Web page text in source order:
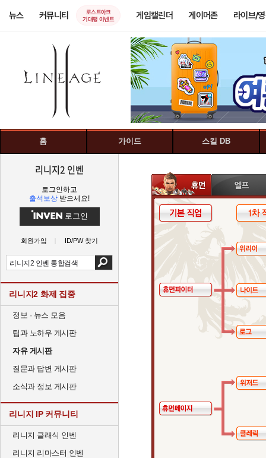
뉴스 커뮤니티
로스트아크
기대평 이벤트
게임캘린더 게이머존 라이브/
홈 가이드 스킬 DB
리니지2 인벤
로그인하고
출석보상 받으세요!
로그인
회원가입 ID/PW 찾기
리니지2 화제 집중
정보 · 뉴스 모음
팁과 노하우 게시판
자유 게시판
질문과 답변 게시판
소식과 정보 게시판
리니지 IP 커뮤니티
리니지 클래식 인벤
리니지 리마스터 인벤